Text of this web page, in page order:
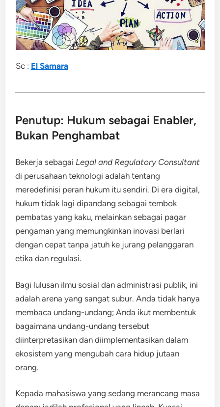
Sc : El Samara
Penutup: Hukum sebagai Enabler,
Bukan Penghambat
Bekerja sebagai Legal and Regulatory Consultant
di perusahaan teknologi adalah tentang
meredefinisi peran hukum itu sendiri. Di era digital,
hukum tidak lagi dipandang sebagai tembok
pembatas yang kaku, melainkan sebagai pagar
pengaman yang memungkinkan inovasi berlari
dengan cepat tanpa jatuh ke jurang pelanggaran
etika dan regulasi.
Bagi lulusan ilmu sosial dan administrasi publik, ini
adalah arena yang sangat subur. Anda tidak hanya
membaca undang-undang; Anda ikut membentuk
bagaimana undang-undang tersebut
diinterpretasikan dan diimplementasikan dalam
ekosistem yang mengubah cara hidup jutaan
orang.
Kepada mahasiswa yang sedang merancang masa